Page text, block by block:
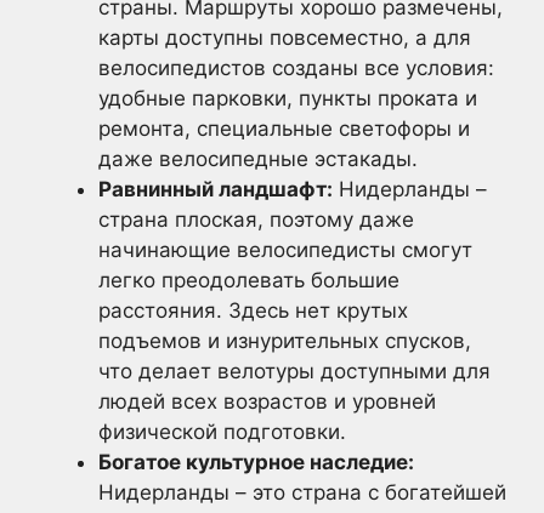
страны. Маршруты хорошо размечены,
карты доступны повсеместно, а для
велосипедистов созданы все условия:
удобные парковки, пункты проката и
ремонта, специальные светофоры и
даже велосипедные эстакады.
Равнинный ландшафт: Нидерланды –
страна плоская, поэтому даже
начинающие велосипедисты смогут
легко преодолевать большие
расстояния. Здесь нет крутых
подъемов и изнурительных спусков,
что делает велотуры доступными для
людей всех возрастов и уровней
физической подготовки.
Богатое культурное наследие:
Нидерланды – это страна с богатейшей